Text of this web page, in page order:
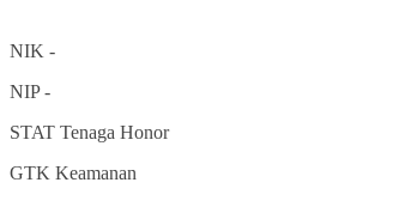
NIK -
NIP-
STAT Tenaga Honor
GTK Keamanan